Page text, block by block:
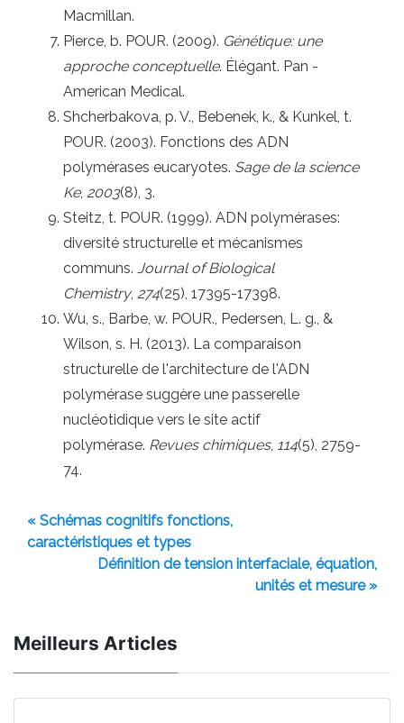
Macmillan.
Pierce, b. POUR. (2009). Génétique: une
approche conceptuelle. Élégant. Pan -
American Medical.
Shcherbakova, p. V., Bebenek, k., & Kunkel, t.
POUR. (2003). Fonctions des ADN
polymérases eucaryotes. Sage de la science
Ke, 2003(8), 3.
Steitz, t. POUR. (1999). ADN polymérases:
diversité structurelle et mécanismes
communs. Journal of Biological
Chemistry, 274(25), 17395-17398.
Wu, s., Barbe, w. POUR., Pedersen, L. g., &
Wilson, s. H. (2013). La comparaison
structurelle de l'architecture de l'ADN
polymérase suggère une passerelle
nucléotidique vers le site actif
polymérase. Revues chimiques, 114(5), 2759-
74.
« Schémas cognitifs fonctions,
caractéristiques et types
Définition de tension interfaciale, équation,
unités et mesure »
Meilleurs Articles